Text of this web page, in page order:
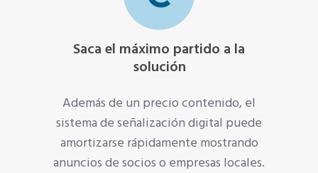
Saca el máximo partido a la
solución
Además de un precio contenido, el
sistema de señalización digital puede
amortizarse rápidamente mostrando
anuncios de socios o empresas locales.